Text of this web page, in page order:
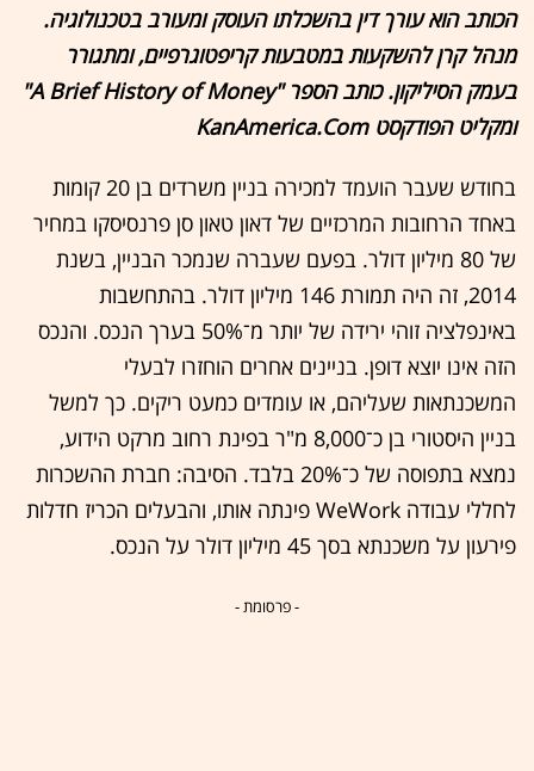
הכותב הוא עורך דין בהשכלתו העוסק ומעורב בטכנולוגיה.
מנהל קרן להשקעות במטבעות קריפטוגרפיים, ומתגורר
בעמק הסיליקון. כותב הספר "A Brief History of Money"
ומקליט הפודקסט KanAmerica.Com
בחודש שעבר הועמד למכירה בניין משרדים בן 20 קומות
באחד הרחובות המרכזיים של דאון טאון סן פרנסיסקו במחיר
של 80 מיליון דולר. בפעם שעברה שנמכר הבניין, בשנת
2014, זה היה תמורת 146 מיליון דולר. בהתחשבות
באינפלציה זוהי ירידה של יותר מ־50% בערך הנכס. והנכס
הזה אינו יוצא דופן. בניינים אחרים הוחזרו לבעלי
המשכנתאות שעליהם, או עומדים כמעט ריקים. כך למשל
בניין היסטורי בן כ־8,000 מ"ר בפינת רחוב מרקט הידוע,
נמצא בתפוסה של כ־20% בלבד. הסיבה: חברת ההשכרות
לחללי עבודה WeWork פינתה אותו, והבעלים הכריז חדלות
פירעון על משכנתא בסך 45 מיליון דולר על הנכס.
- פרסומת -